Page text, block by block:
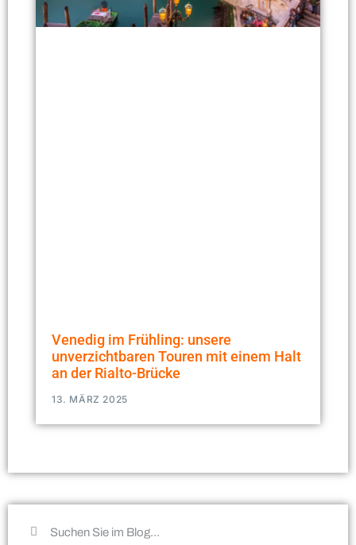
Venedig im Frühling: unsere
unverzichtbaren Touren mit einem Halt
an der Rialto-Brücke
13. MÄRZ 2025